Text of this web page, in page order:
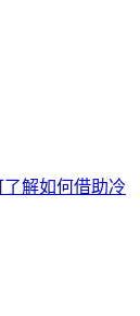
解如何借助冷